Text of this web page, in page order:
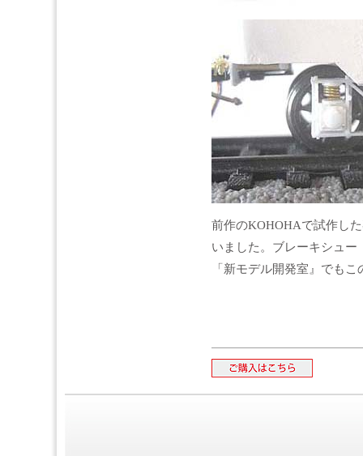
前作のKOHOHAで試作し
いました。ブレーキシュ
「新モデル開発室』でも